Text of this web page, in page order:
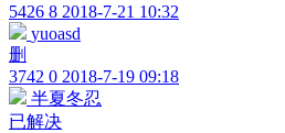
5426 8 2018-7-21 10:32
yuoasd
删
3742 0 2018-7-19 09:18
半夏冬忍
已解决